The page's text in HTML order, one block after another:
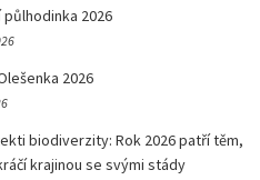
2026
2026
biodiverzity: Rok 2026 patří těm,
krajinou se svými stády